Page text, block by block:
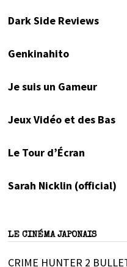
Dark Side Reviews
Genkinahito
Je suis un Gameur
Jeux Vidéo et des Bas
Le Tour d’Écran
Sarah Nicklin (official)
LE CINÉMA JAPONAIS
CRIME HUNTER 2